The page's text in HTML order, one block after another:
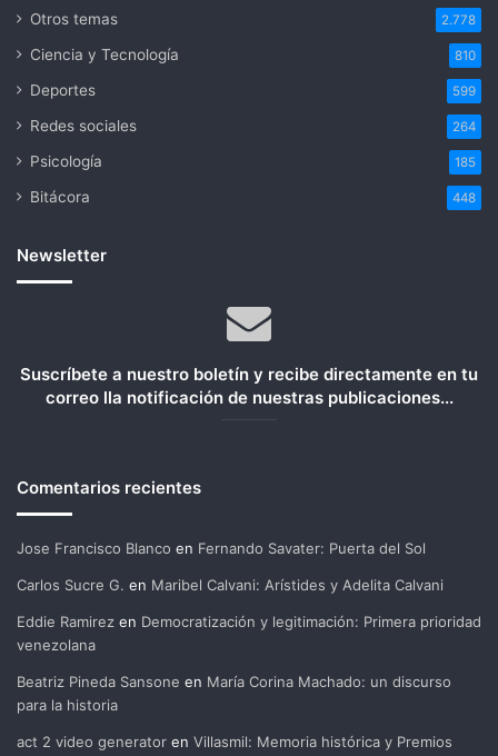
Otros temas 2.778
Ciencia y Tecnología 810
Deportes 599
Redes sociales 264
Psicología 185
Bitácora 448
Newsletter
Suscríbete a nuestro boletín y recibe directamente en tu
correo lla notificación de nuestras publicaciones...
Comentarios recientes
Jose Francisco Blanco en Fernando Savater: Puerta del Sol
Carlos Sucre G. en Maribel Calvani: Arístides y Adelita Calvani
Eddie Ramirez en Democratización y legitimación: Primera prioridad
venezolana
Beatriz Pineda Sansone en María Corina Machado: un discurso
para la historia
act 2 video generator en Villasmil: Memoria histórica y Premios